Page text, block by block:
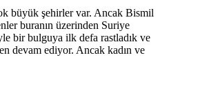
büyük şehirler var. Ancak Bismil
buranın üzerinden Suriye
bir bulguya ilk defa rastladık ve
devam ediyor. Ancak kadın ve